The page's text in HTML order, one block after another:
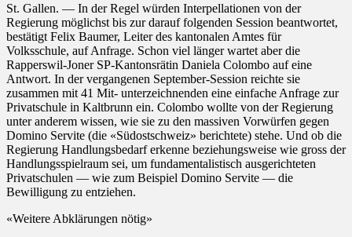
St. Gallen. — In der Regel würden Interpellationen von der
Regierung möglichst bis zur darauf folgenden Session beantwortet,
bestätigt Felix Baumer, Leiter des kantonalen Amtes für
Volksschule, auf Anfrage. Schon viel länger wartet aber die
Rapperswil-Joner SP-Kantonsrätin Daniela Colombo auf eine
Antwort. In der vergangenen September-Session reichte sie
zusammen mit 41 Mit- unterzeichnenden eine einfache Anfrage zur
Privatschule in Kaltbrunn ein. Colombo wollte von der Regierung
unter anderem wissen, wie sie zu den massiven Vorwürfen gegen
Domino Servite (die «Südostschweiz» berichtete) stehe. Und ob die
Regierung Handlungsbedarf erkenne beziehungsweise wie gross der
Handlungsspielraum sei, um fundamentalistisch ausgerichteten
Privatschulen — wie zum Beispiel Domino Servite — die
Bewilligung zu entziehen.
«Weitere Abklärungen nötig»